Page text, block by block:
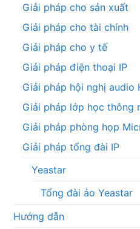
Giải pháp cho sản xuất
Giải pháp cho tài chính
Giải pháp cho y tế
Giải pháp điện thoại IP
Giải pháp hội nghị audio
Giải pháp lớp học thông
Giải pháp phòng họp
Giải pháp tổng đài IP
Yeastar
Tổng đài ảo Yeastar
Hướng dẫn